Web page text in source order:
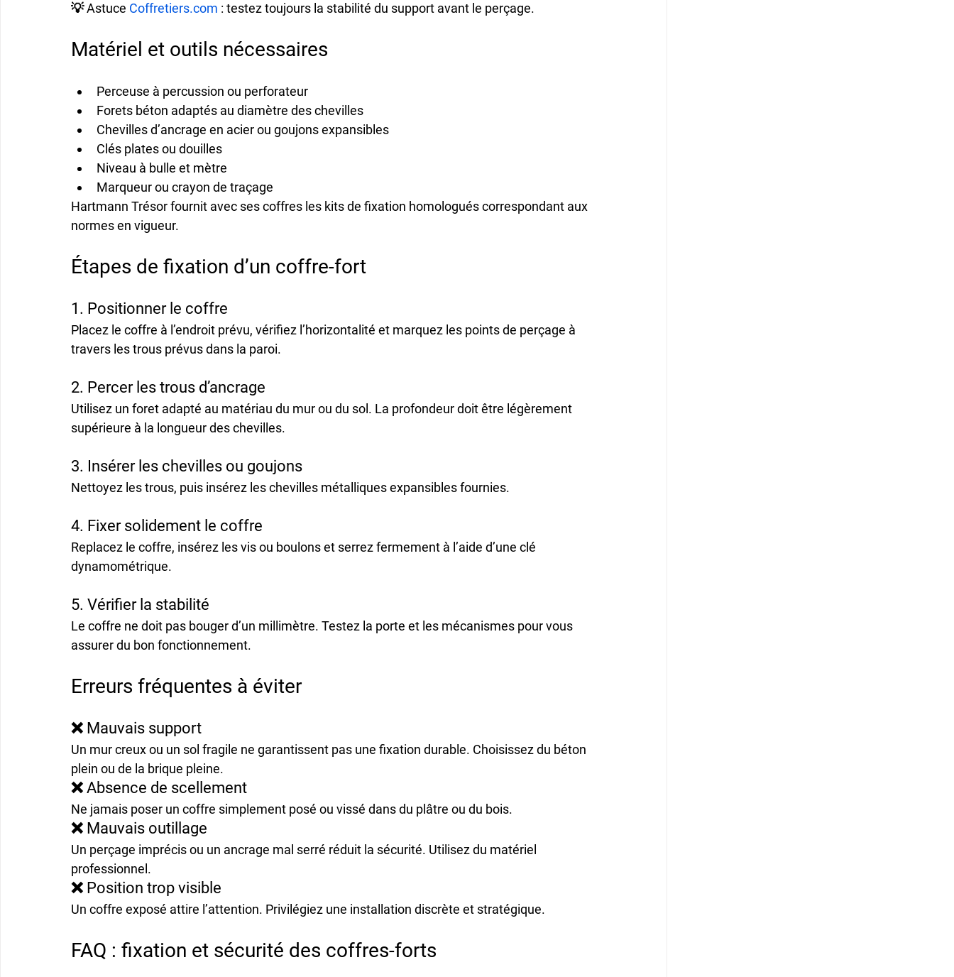
💡 Astuce Coffretiers.com : testez toujours la stabilité du support avant le perçage.
Matériel et outils nécessaires
Perceuse à percussion ou perforateur
Forets béton adaptés au diamètre des chevilles
Chevilles d’ancrage en acier ou goujons expansibles
Clés plates ou douilles
Niveau à bulle et mètre
Marqueur ou crayon de traçage
Hartmann Trésor fournit avec ses coffres les kits de fixation homologués correspondant aux
normes en vigueur.
Étapes de fixation d’un coffre-fort
1. Positionner le coffre
Placez le coffre à l’endroit prévu, vérifiez l’horizontalité et marquez les points de perçage à
travers les trous prévus dans la paroi.
2. Percer les trous d’ancrage
Utilisez un foret adapté au matériau du mur ou du sol. La profondeur doit être légèrement
supérieure à la longueur des chevilles.
3. Insérer les chevilles ou goujons
Nettoyez les trous, puis insérez les chevilles métalliques expansibles fournies.
4. Fixer solidement le coffre
Replacez le coffre, insérez les vis ou boulons et serrez fermement à l’aide d’une clé
dynamométrique.
5. Vérifier la stabilité
Le coffre ne doit pas bouger d’un millimètre. Testez la porte et les mécanismes pour vous
assurer du bon fonctionnement.
Erreurs fréquentes à éviter
❌ Mauvais support
Un mur creux ou un sol fragile ne garantissent pas une fixation durable. Choisissez du béton
plein ou de la brique pleine.
❌ Absence de scellement
Ne jamais poser un coffre simplement posé ou vissé dans du plâtre ou du bois.
❌ Mauvais outillage
Un perçage imprécis ou un ancrage mal serré réduit la sécurité. Utilisez du matériel
professionnel .
❌ Position trop visible
Un coffre exposé attire l’attention. Privilégiez une installation discrète et stratégique.
FAQ : fixation et sécurité des coffres-forts